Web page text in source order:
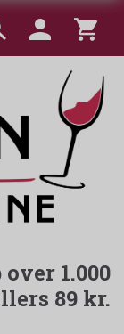
1.000
89 kr.